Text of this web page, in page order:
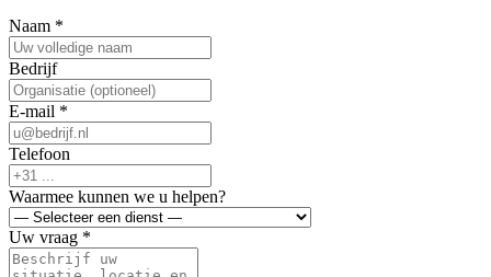
Naam *
Bedrijf
E-mail *
Telefoon
Waarmee kunnen we u helpen?
Uw vraag *